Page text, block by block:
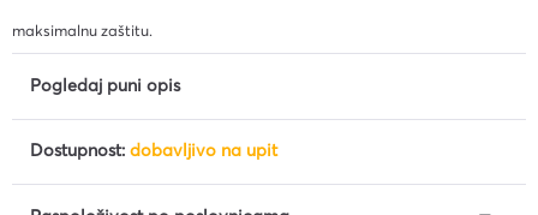
maksimalnu zaštitu.
Pogledaj puni opis
Dostupnost: dobavljivo na upit